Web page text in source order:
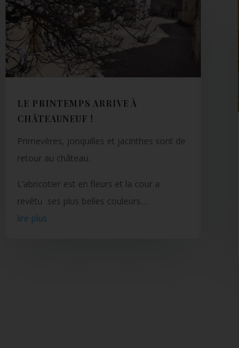
LE PRINTEMPS ARRIVE À
CHÂTEAUNEUF !
Primevères, jonquilles et jacinthes sont de
retour au château.
L’abricotier est en fleurs et la cour a
revêtu ses plus belles couleurs…
lire plus